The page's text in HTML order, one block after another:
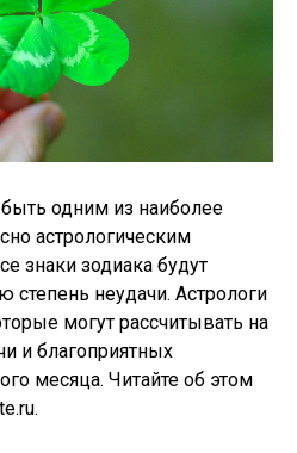
одним из наиболее
астрологическим
знаки зодиака будут
степень неудачи. Астрологи
могут рассчитывать на
и благоприятных
месяца. Читайте об этом